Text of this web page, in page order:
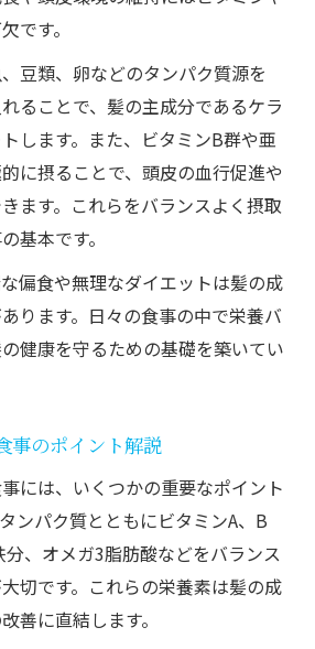
バナナは本当に効果的なのか
の毛に良い理由と栄養素の解説
バナナを取り入れるメリット
かの薄毛対策食材の違いを比較
になるバナナの薄毛改善効果とは
の薄毛予防食とは何か
毛対策に効果的な食事習慣
で男性が意識したい食材選び
い食べ物ランキング男性版紹介
対策に役立つ栄養素と食事法
食べ物男性向けの実践例まとめ
食生活を見直すべき理由
食事改善で変化を実感する方法
い食事生活リズムの作り方
ための食事日誌活用術とは
視の薄毛対策食事のコツ紹介
です。
豆類、卵などのタンパク質源を
ることで、髪の主成分であるケラ
します。また、ビタミンB群や亜
に摂ることで、頭皮の血行促進や
ます。これらをバランスよく摂取
基本です。
偏食や無理なダイエットは髪の成
ります。日々の食事の中で栄養バ
健康を守るための基礎を築いてい
事のポイント解説
には、いくつかの重要なポイント
ンパク質とともにビタミンA、B
、オメガ3脂肪酸などをバランス
切です。これらの栄養素は髪の成
善に直結します。